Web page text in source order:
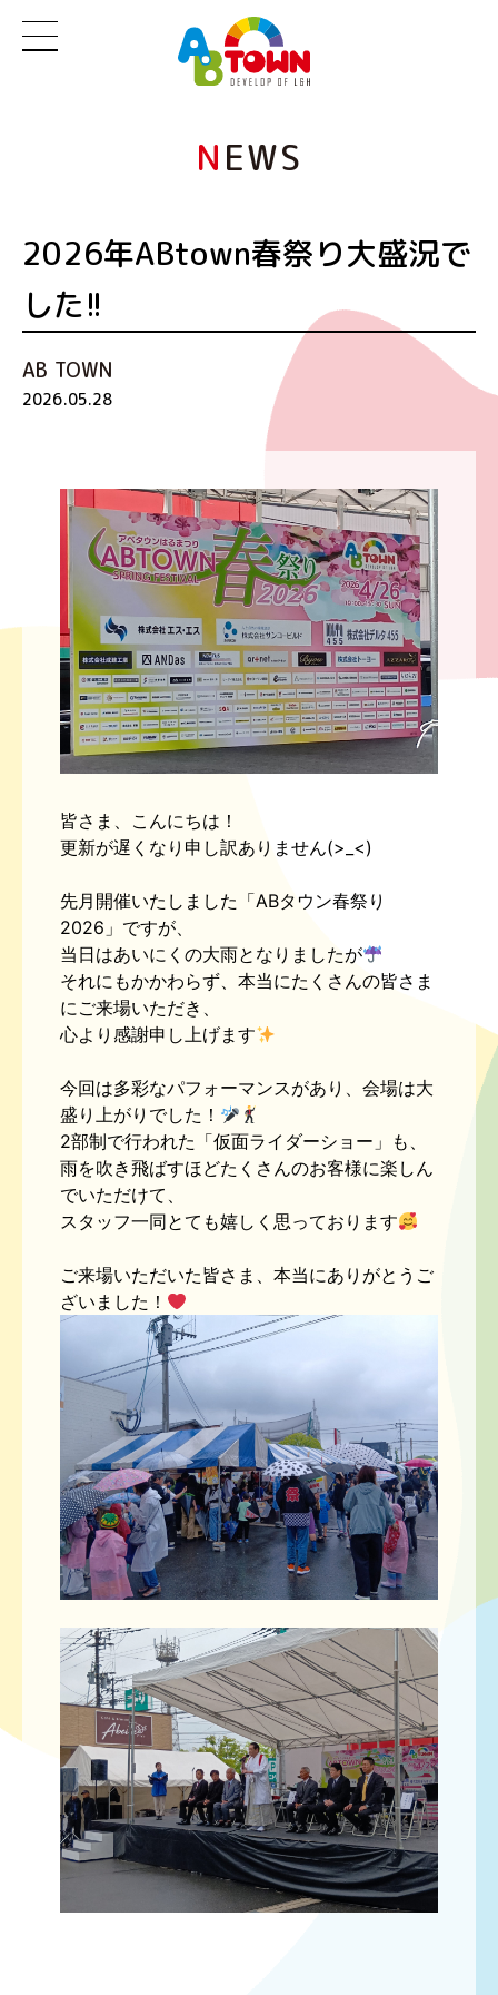
NEWS
2026年ABtown春祭り大盛況で
した!!
AB TOWN
2026.05.28
皆さま、こんにちは！
更新が遅くなり申し訳ありません(>_<)
先月開催いたしました「ABタウン春祭り
2026」ですが、
当日はあいにくの大雨となりましたが
それにもかかわらず、本当にたくさんの皆さま
にご来場いただき、
心より感謝申し上げます
今回は多彩なパフォーマンスがあり、会場は大
盛り上がりでした！
2部制で行われた「仮面ライダーショー」も、
雨を吹き飛ばすほどたくさんのお客様に楽しん
でいただけて、
スタッフ一同とても嬉しく思っております
ご来場いただいた皆さま、本当にありがとうご
ざいました！